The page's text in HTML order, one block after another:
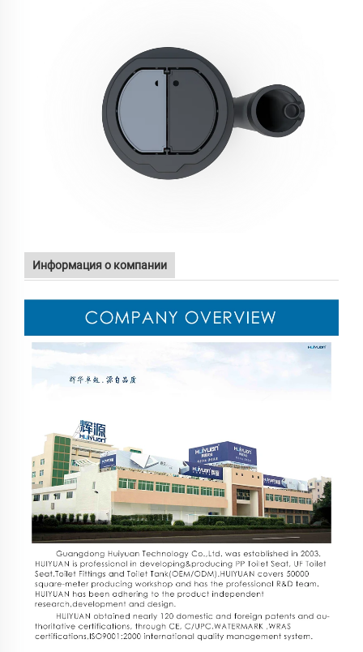
Информация о компании